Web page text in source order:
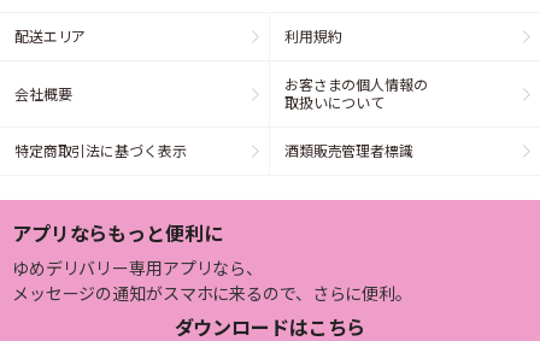
配送エリア 利用規約
会社概要
お客さまの個人情報の
取扱いについて
特定商取引法に基づく表示 酒類販売管理者標識
アプリならもっと便利に
ゆめデリバリー専用アプリなら、
メッセージの通知がスマホに来るので、さらに便利。
ダウンロードはこちら